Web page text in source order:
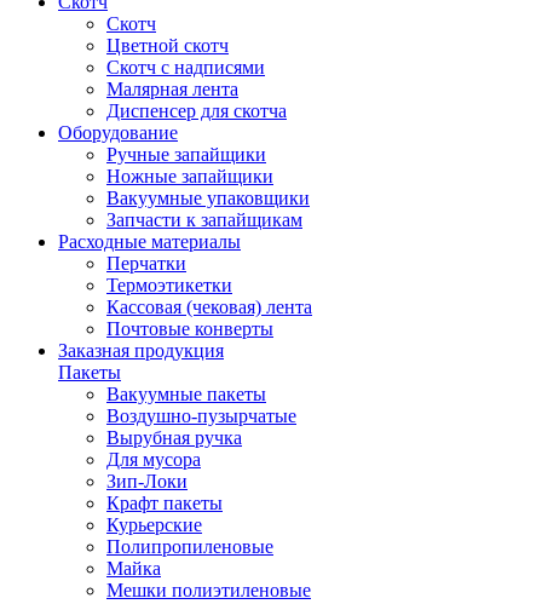
Скотч
Цветной скотч
Скотч с надписями
Малярная лента
Диспенсер для скотча
Оборудование
Ручные запайщики
Ножные запайщики
Вакуумные упаковщики
Запчасти к запайщикам
Расходные материалы
Перчатки
Термоэтикетки
Кассовая (чековая) лента
Почтовые конверты
Заказная продукция
Пакеты
Вакуумные пакеты
Воздушно-пузырчатые
Вырубная ручка
Для мусора
Зип-Локи
Крафт пакеты
Курьерские
Полипропиленовые
Майка
Мешки полиэтиленовые